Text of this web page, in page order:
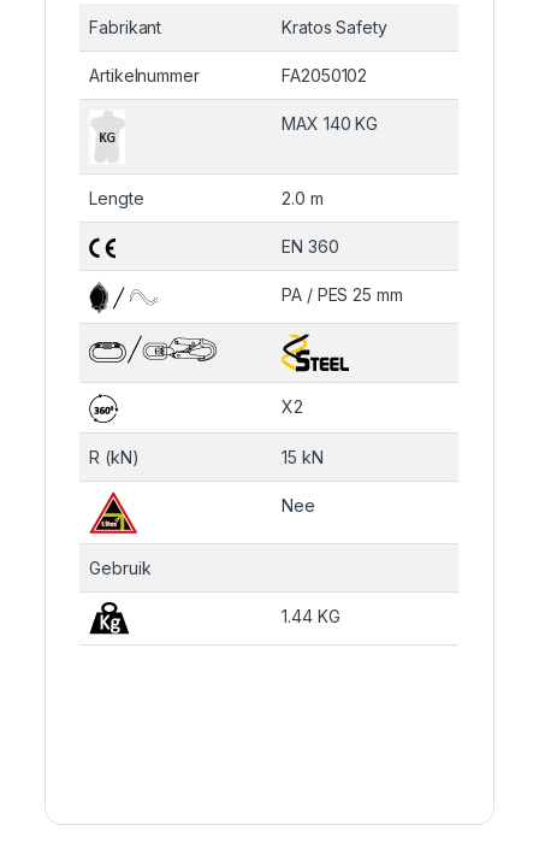
Fabrikant Kratos Safety
Artikelnummer FA2050102
MAX 140 KG
Lengte 2.0 m
EN 360
PA / PES 25 mm
X2
R (kN) 15 kN
Nee
Gebruik
1.44 KG